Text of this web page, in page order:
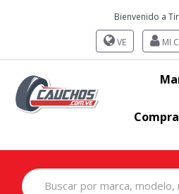
Bienvenido a
VE MI
Search
for: